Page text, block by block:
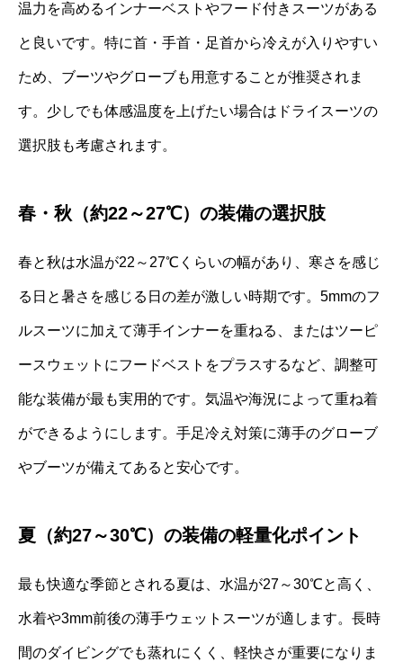
温力を高めるインナーベストやフード付きスーツがある
と良いです。特に首・手首・足首から冷えが入りやすい
ため、ブーツやグローブも用意することが推奨されま
す。少しでも体感温度を上げたい場合はドライスーツの
選択肢も考慮されます。
春・秋（約22～27℃）の装備の選択肢
春と秋は水温が22～27℃くらいの幅があり、寒さを感じ
る日と暑さを感じる日の差が激しい時期です。5mmのフ
ルスーツに加えて薄手インナーを重ねる、またはツーピ
ースウェットにフードベストをプラスするなど、調整可
能な装備が最も実用的です。気温や海況によって重ね着
ができるようにします。手足冷え対策に薄手のグローブ
やブーツが備えてあると安心です。
夏（約27～30℃）の装備の軽量化ポイント
最も快適な季節とされる夏は、水温が27～30℃と高く、
水着や3mm前後の薄手ウェットスーツが適します。長時
間のダイビングでも蒸れにくく、軽快さが重要になりま